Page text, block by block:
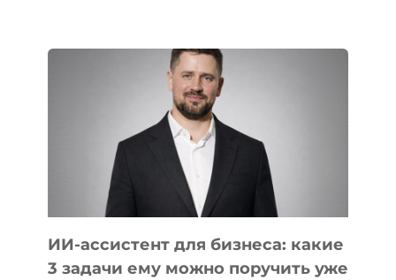
КОТОРЫЕ
РАЗВИВАЮТ
ТЕХНОЛОГИЧЕСКОЕ
ОБРАЗОВАНИЕ
ТАДЖИКИСТАНА
ИИ-ассистент для бизнеса: какие
3 задачи ему можно поручить уже